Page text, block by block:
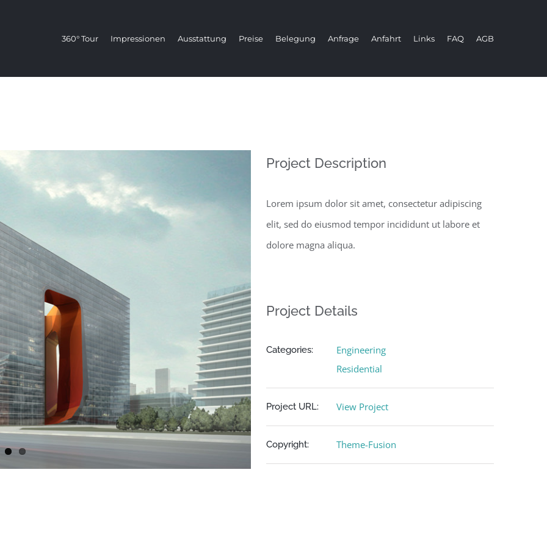
360° Tour Impressionen Ausstattung Preise Belegung Anfrage Anfahrt Links FAQ AGB
Project Description
Lorem ipsum dolor sit amet, consectetur adipiscing
elit, sed do eiusmod tempor incididunt ut labore et
dolore magna aliqua.
Project Details
Categories:
Engineering
Residential
Project URL: View Project
Copyright: Theme-Fusion